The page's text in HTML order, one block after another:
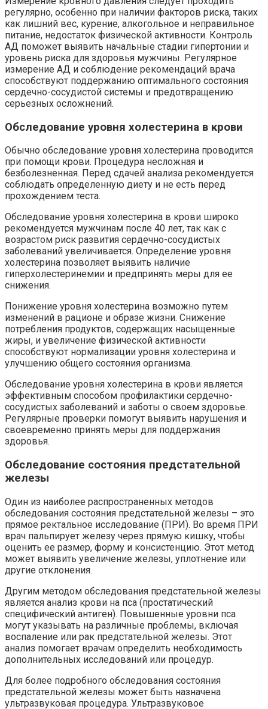
регулярно, особенно при наличии факторов риска, таких
как лишний вес, курение, алкогольное и неправильное
питание, недостаток физической активности. Контроль
АД поможет выявить начальные стадии гипертонии и
уровень риска для здоровья мужчины. Регулярное
измерение АД и соблюдение рекомендаций врача
способствуют поддержанию оптимального состояния
сердечно-сосудистой системы и предотвращению
серьезных осложнений.
Обследование уровня холестерина в крови
Обычно обследование уровня холестерина проводится
при помощи крови. Процедура несложная и
безболезненная. Перед сдачей анализа рекомендуется
соблюдать определенную диету и не есть перед
прохождением теста.
Обследование уровня холестерина в крови широко
рекомендуется мужчинам после 40 лет, так как с
возрастом риск развития сердечно-сосудистых
заболеваний увеличивается. Определение уровня
холестерина позволяет выявить наличие
гиперхолестеринемии и предпринять меры для ее
снижения.
Понижение уровня холестерина возможно путем
изменений в рационе и образе жизни. Снижение
потребления продуктов, содержащих насыщенные
жиры, и увеличение физической активности
способствуют нормализации уровня холестерина и
улучшению общего состояния организма.
Обследование уровня холестерина в крови является
эффективным способом профилактики сердечно-
сосудистых заболеваний и заботы о своем здоровье.
Регулярные проверки помогут выявить нарушения и
своевременно принять меры для поддержания
здоровья.
Обследование состояния предстательной
железы
Один из наиболее распространенных методов
обследования состояния предстательной железы – это
прямое ректальное исследование (ПРИ). Во время ПРИ
врач пальпирует железу через прямую кишку, чтобы
оценить ее размер, форму и консистенцию. Этот метод
может выявить увеличение железы, уплотнение или
другие отклонения.
Другим методом обследования предстательной железы
является анализ крови на пса (простатический
специфический антиген). Повышенные уровни пса
могут указывать на различные проблемы, включая
воспаление или рак предстательной железы. Этот
анализ помогает врачам определить необходимость
дополнительных исследований или процедур.
Для более подробного обследования состояния
предстательной железы может быть назначена
ультразвуковая процедура. Ультразвуковое